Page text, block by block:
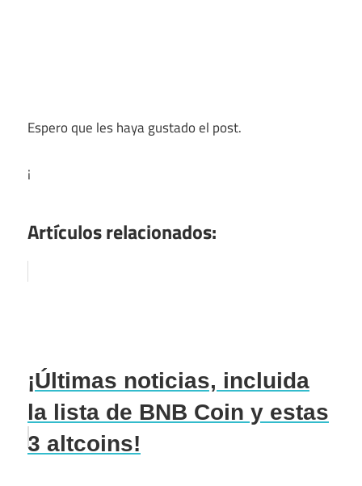
Espero que les haya gustado el post.
¡
Artículos relacionados:
¡Últimas noticias, incluida
la lista de BNB Coin y estas
3 altcoins!